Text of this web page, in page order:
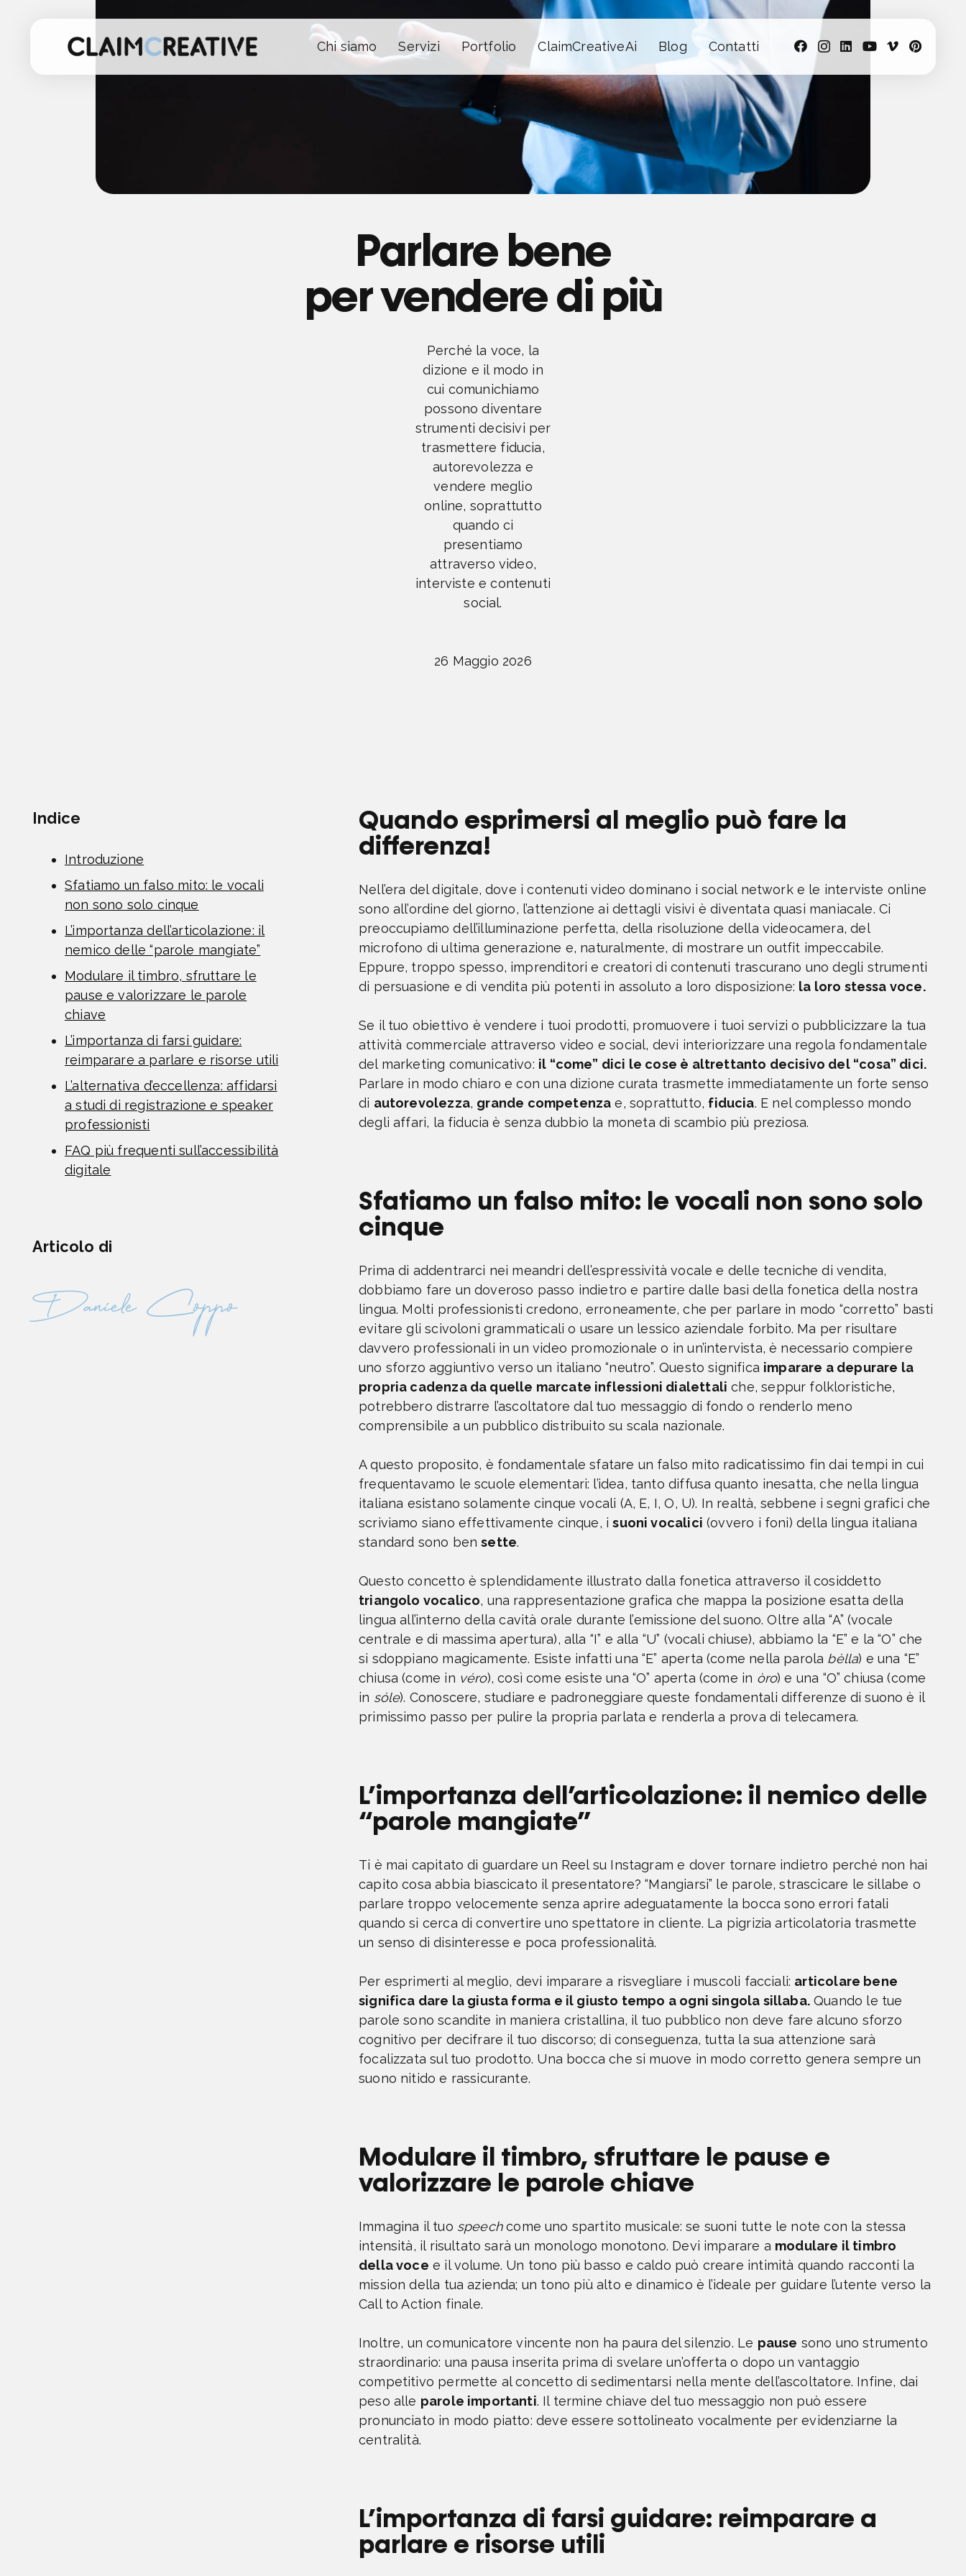
Chi siamo Servizi Portfolio ClaimCreativeAi Blog Contatti
Parlare bene
per vendere di più
Perché la voce, la
dizione e il modo in
cui comunichiamo
possono diventare
strumenti decisivi per
trasmettere fiducia,
autorevolezza e
vendere meglio
online, soprattutto
quando ci
presentiamo
attraverso video,
interviste e contenuti
social.
26 Maggio 2026
Indice
Introduzione
Sfatiamo un falso mito: le vocali
non sono solo cinque
L’importanza dell’articolazione: il
nemico delle “parole mangiate”
Modulare il timbro, sfruttare le
pause e valorizzare le parole
chiave
L’importanza di farsi guidare:
reimparare a parlare e risorse utili
L’alternativa d’eccellenza: affidarsi
a studi di registrazione e speaker
professionisti
FAQ più frequenti sull’accessibilità
digitale
Articolo di
Daniele Coppo
Quando esprimersi al meglio può fare la
differenza!
Nell’era del digitale, dove i contenuti video dominano i social network e le interviste online
sono all’ordine del giorno, l’attenzione ai dettagli visivi è diventata quasi maniacale. Ci
preoccupiamo dell’illuminazione perfetta, della risoluzione della videocamera, del
microfono di ultima generazione e, naturalmente, di mostrare un outfit impeccabile.
Eppure, troppo spesso, imprenditori e creatori di contenuti trascurano uno degli strumenti
di persuasione e di vendita più potenti in assoluto a loro disposizione: la loro stessa voce.
Se il tuo obiettivo è vendere i tuoi prodotti, promuovere i tuoi servizi o pubblicizzare la tua
attività commerciale attraverso video e social, devi interiorizzare una regola fondamentale
del marketing comunicativo: il “come” dici le cose è altrettanto decisivo del “cosa” dici.
Parlare in modo chiaro e con una dizione curata trasmette immediatamente un forte senso
di autorevolezza, grande competenza e, soprattutto, fiducia. E nel complesso mondo
degli affari, la fiducia è senza dubbio la moneta di scambio più preziosa.
Sfatiamo un falso mito: le vocali non sono solo
cinque
Prima di addentrarci nei meandri dell’espressività vocale e delle tecniche di vendita,
dobbiamo fare un doveroso passo indietro e partire dalle basi della fonetica della nostra
lingua. Molti professionisti credono, erroneamente, che per parlare in modo “corretto” basti
evitare gli scivoloni grammaticali o usare un lessico aziendale forbito. Ma per risultare
davvero professionali in un video promozionale o in un’intervista, è necessario compiere
uno sforzo aggiuntivo verso un italiano “neutro”. Questo significa imparare a depurare la
propria cadenza da quelle marcate inflessioni dialettali che, seppur folkloristiche,
potrebbero distrarre l’ascoltatore dal tuo messaggio di fondo o renderlo meno
comprensibile a un pubblico distribuito su scala nazionale.
A questo proposito, è fondamentale sfatare un falso mito radicatissimo fin dai tempi in cui
frequentavamo le scuole elementari: l’idea, tanto diffusa quanto inesatta, che nella lingua
italiana esistano solamente cinque vocali (A, E, I, O, U). In realtà, sebbene i segni grafici che
scriviamo siano effettivamente cinque, isuoni vocalici (ovvero i foni) della lingua italiana
standard sono bensette.
Questo concetto è splendidamente illustrato dalla fonetica attraverso il cosiddetto
triangolo vocalico, una rappresentazione grafica che mappa la posizione esatta della
lingua all’interno della cavità orale durante l’emissione del suono. Oltre alla “A” (vocale
centrale e di massima apertura), alla “I” e alla “U” (vocali chiuse), abbiamo la “E” e la “O” che
si sdoppiano magicamente. Esiste infatti una “E” aperta (come nella parola bèlla) e una “E”
chiusa (come in véro), così come esiste una “O” aperta (come in òro) e una “O” chiusa (come
in sóle). Conoscere, studiare e padroneggiare queste fondamentali differenze di suono è il
primissimo passo per pulire la propria parlata e renderla a prova di telecamera.
L’importanza dell’articolazione: il nemico delle
“parole mangiate”
Ti è mai capitato di guardare un Reel su Instagram e dover tornare indietro perché non hai
capito cosa abbia biascicato il presentatore? “Mangiarsi” le parole, strascicare le sillabe o
parlare troppo velocemente senza aprire adeguatamente la bocca sono errori fatali
quando si cerca di convertire uno spettatore in cliente. La pigrizia articolatoria trasmette
un senso di disinteresse e poca professionalità.
Per esprimerti al meglio, devi imparare a risvegliare i muscoli facciali: articolare bene
significa dare la giusta forma e il giusto tempo a ogni singola sillaba.Quando le tue
parole sono scandite in maniera cristallina, il tuo pubblico non deve fare alcuno sforzo
cognitivo per decifrare il tuo discorso; di conseguenza, tutta la sua attenzione sarà
focalizzata sul tuo prodotto. Una bocca che si muove in modo corretto genera sempre un
suono nitido e rassicurante.
Modulare il timbro, sfruttare le pause e
valorizzare le parole chiave
Immagina il tuo speechcome uno spartito musicale: se suoni tutte le note con la stessa
intensità, il risultato sarà un monologo monotono. Devi imparare a modulare il timbro
della voce e il volume. Un tono più basso e caldo può creare intimità quando racconti la
mission della tua azienda; un tono più alto e dinamico è l’ideale per guidare l’utente verso la
Call to Action finale.
Inoltre, un comunicatore vincente non ha paura del silenzio. Le pause sono uno strumento
straordinario: una pausa inserita prima di svelare un’offerta o dopo un vantaggio
competitivo permette al concetto di sedimentarsi nella mente dell’ascoltatore. Infine, dai
peso alle parole importanti. Il termine chiave del tuo messaggio non può essere
pronunciato in modo piatto: deve essere sottolineato vocalmente per evidenziarne la
centralità.
L’importanza di farsi guidare: reimparare a
parlare e risorse utili